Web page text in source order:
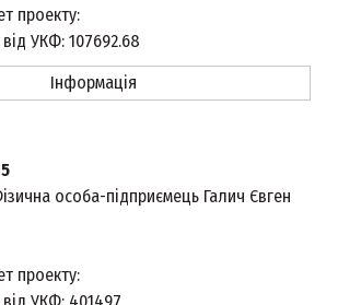
проекту:
УКФ: 107692.68
Інформація
особа-підприємець Галич Євген
проекту: